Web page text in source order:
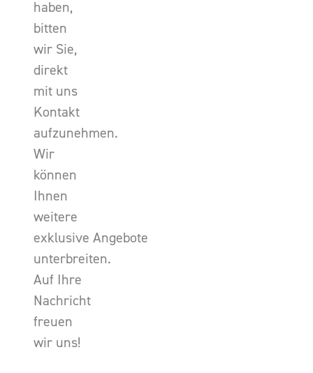
haben,
bitten
wir Sie,
direkt
mit uns
Kontakt
aufzunehmen.
Wir
können
Ihnen
weitere
exklusive Angebote
unterbreiten.
Auf Ihre
Nachricht
freuen
wir uns!